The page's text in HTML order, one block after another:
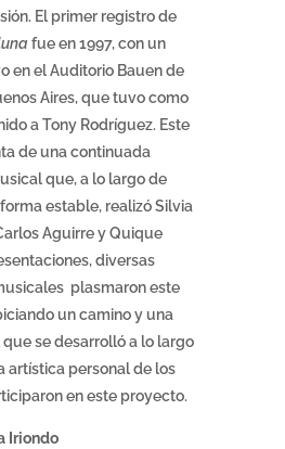
El primer registro de
fue en 1997, con un
en el Auditorio Bauen de
Aires, que tuvo como
a Tony Rodríguez. Este
de una continuada
que, a lo largo de
estable, realizó Silvia
Aguirre y Quique
diversas
plasmaron este
un camino y una
se desarrolló a lo largo
artística personal de los
en este proyecto.
Iriondo